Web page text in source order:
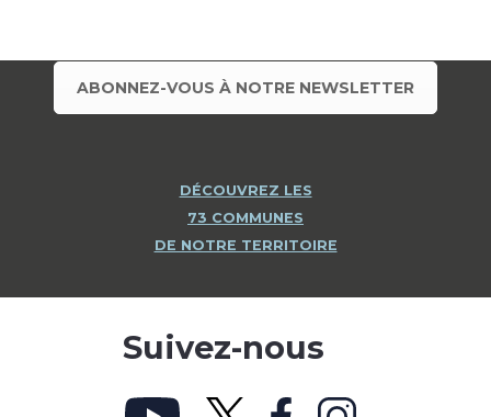
ABONNEZ-VOUS À NOTRE NEWSLETTER
DÉCOUVREZ LES
73 COMMUNES
DE NOTRE TERRITOIRE
Suivez-nous